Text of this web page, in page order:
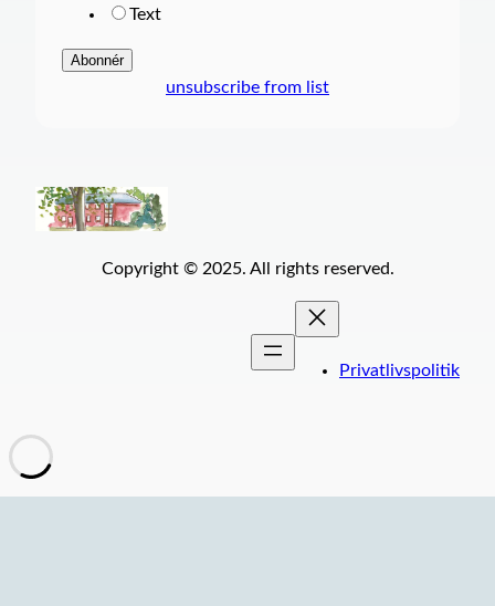
Text
unsubscribe from list
Copyright © 2025. All rights reserved.
Privatlivspolitik